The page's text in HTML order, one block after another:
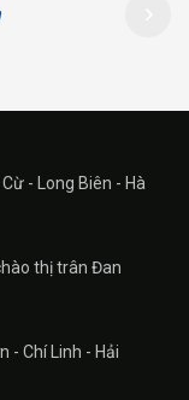
- Long Biên - Hà
thị trân Đan
- Chí Linh - Hải